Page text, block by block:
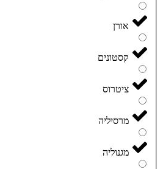
אורן
קסטונים
ציטרוס
מרסיליה
מגנוליה